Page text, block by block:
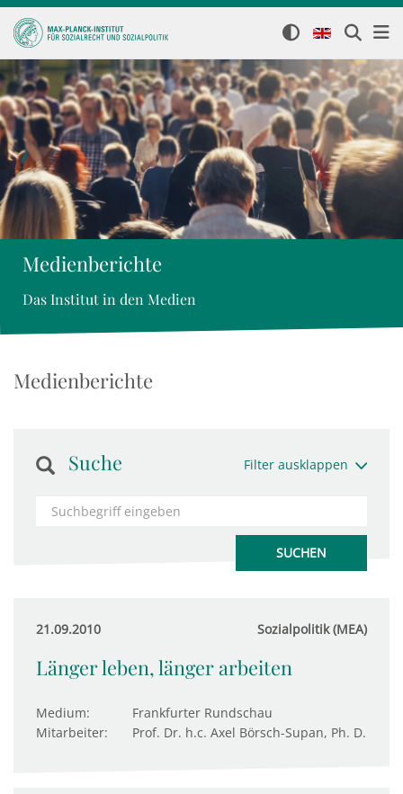
Medienberichte
Das Institut in den Medien
Medienberichte
Suche Filter ausklappen
21.09.2010 Sozialpolitik (MEA)
Länger leben, länger arbeiten
Medium:
Frankfurter Rundschau
Mitarbeiter:
Prof. Dr. h.c. Axel Börsch-Supan, Ph. D.